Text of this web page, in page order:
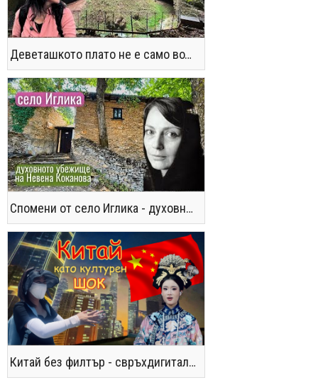
Деветашкото плато не е само водопади и пещери - последвайте ме!
Спомени от село Иглика - духовното убежище на Невена Коканова
Китай без филтър - свръхдигитален, магнетичен, парадоксален